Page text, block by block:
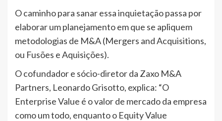
O caminho para sanar essa inquietação passa por
elaborar um planejamento em que se apliquem
metodologias de M&A (Mergers and Acquisitions,
ou Fusões e Aquisições).
O cofundador e sócio-diretor da Zaxo M&A
Partners, Leonardo Grisotto, explica: “O
Enterprise Value é o valor de mercado da empresa
como um todo, enquanto o Equity Value